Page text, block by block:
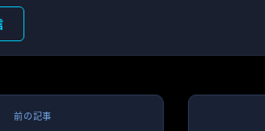
前の記事